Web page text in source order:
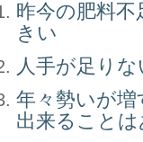
昨今の肥料
きい
人手が足り
年々勢いが
出来ることは